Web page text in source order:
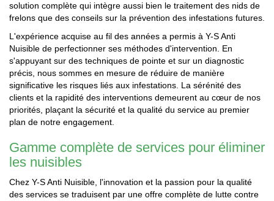
solution complète qui intègre aussi bien le traitement des nids de
frelons que des conseils sur la prévention des infestations futures.
L'expérience acquise au fil des années a permis à Y-S Anti
Nuisible de perfectionner ses méthodes d'intervention. En
s'appuyant sur des techniques de pointe et sur un diagnostic
précis, nous sommes en mesure de réduire de manière
significative les risques liés aux infestations. La sérénité des
clients et la rapidité des interventions demeurent au cœur de nos
priorités, plaçant la sécurité et la qualité du service au premier
plan de notre engagement.
Gamme complète de services pour éliminer
les nuisibles
Chez Y-S Anti Nuisible, l'innovation et la passion pour la qualité
des services se traduisent par une offre complète de lutte contre